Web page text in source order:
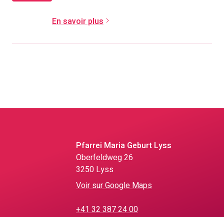
En savoir plus
Pfarrei Maria Geburt Lyss
Oberfeldweg 26
3250 Lyss
Voir sur Google Maps
+41 32 387 24 00